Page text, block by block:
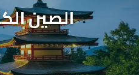
الصين